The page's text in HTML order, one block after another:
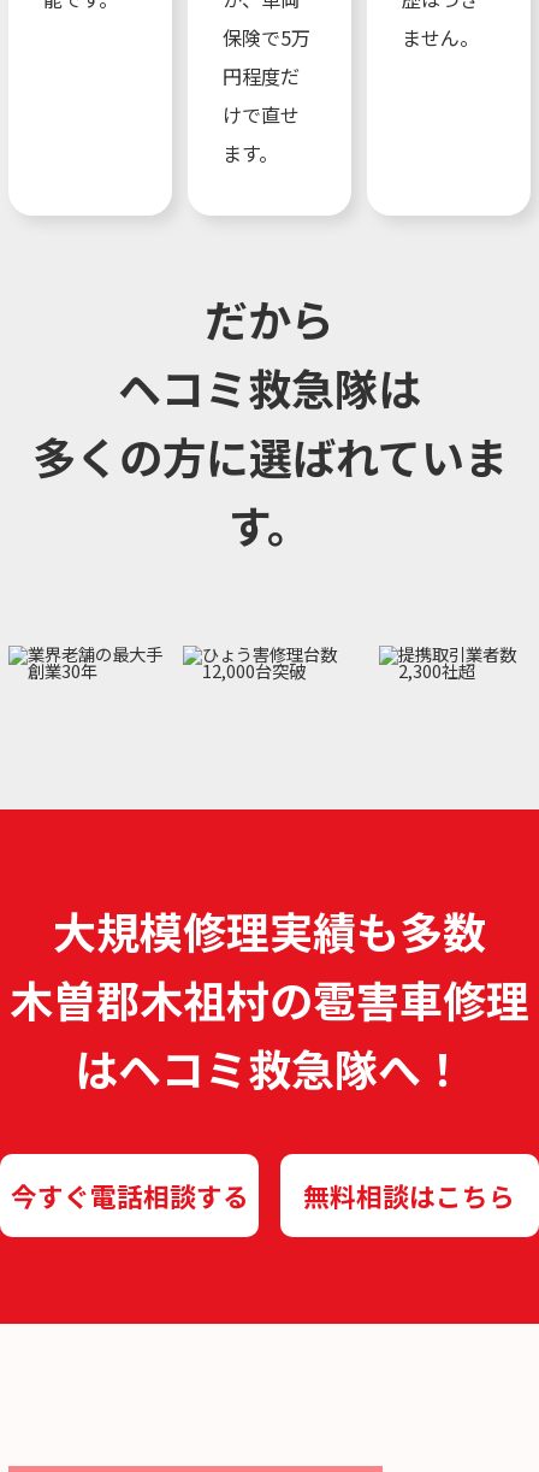
保険で5万
円程度だ
けで直せ
ます。
ません。
だから
ヘコミ救急隊は
多くの方に選ばれていま
す。
大規模修理実績も多数
木曽郡木祖村の雹害車修理
はヘコミ救急隊へ！
今すぐ電話相談する 無料相談はこちら